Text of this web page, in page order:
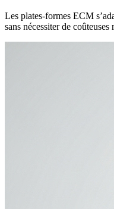
Les plates-formes ECM
sans nécessiter de